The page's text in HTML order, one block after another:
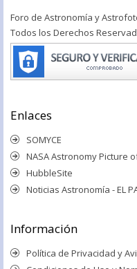
Foro de Astronomía y
Todos los Derechos
Enlaces
SOMYCE
NASA Astronomy Picture
HubbleSite
Noticias Astronomía - EL
Información
Política de Privacidad y